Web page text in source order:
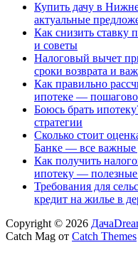
Купить дачу в
актуальные
Как снизить
и советы
Налоговый вычет
сроки возврата и
Как правильно
ипотеке —
Боюсь брать
стратегии
Сколько стоит
Банке — все важные
Как получить
ипотеку —
Требования для
кредит на жилье в
Copyright © 2026
Catch Mag от Catch Themes